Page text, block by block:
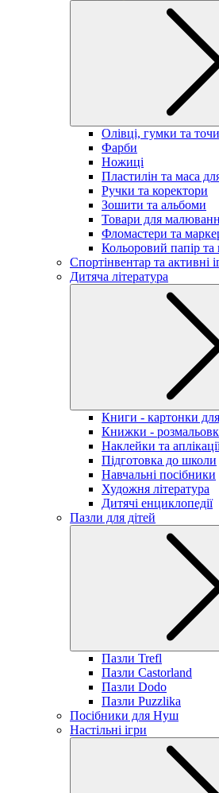
Олівці, гумки та
Фарби
Ножиці
Пластилін та маса
Ручки та коректори
Зошити та альбоми
Товари для
Фломастери та
Кольоровий папір та
Спортінвентар та активні
Дитяча література
Книги - картонки
Книжки -
Наклейки та
Підготовка до школи
Навчальні посібники
Художня література
Дитячі енциклопедії
Пазли для дітей
Пазли Trefl
Пазли Castorland
Пазли Dodo
Пазли Puzzlika
Посібники для Нуш
Настільні ігри